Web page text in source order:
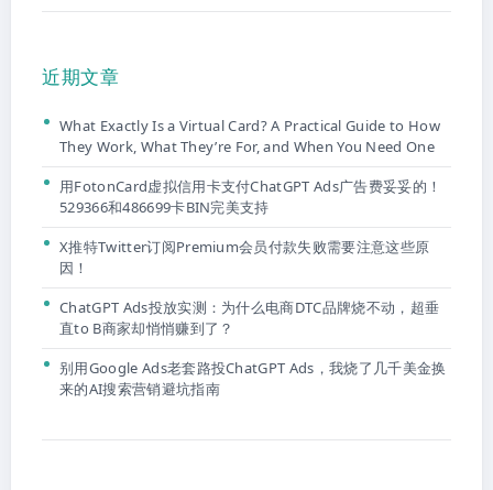
近期文章
What Exactly Is a Virtual Card? A Practical Guide to How
They Work, What They’re For, and When You Need One
用FotonCard虚拟信用卡支付ChatGPT Ads广告费妥妥的！
529366和486699卡BIN完美支持
X推特Twitter订阅Premium会员付款失败需要注意这些原
因！
ChatGPT Ads投放实测：为什么电商DTC品牌烧不动，超垂
直to B商家却悄悄赚到了？
别用Google Ads老套路投ChatGPT Ads，我烧了几千美金换
来的AI搜索营销避坑指南